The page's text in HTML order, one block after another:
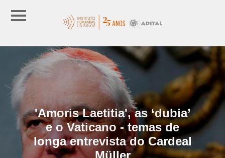
'Amoris Laetitia', as ‘dubia’
e o Vaticano - temas de
longa entrevista do Cardeal
Müller